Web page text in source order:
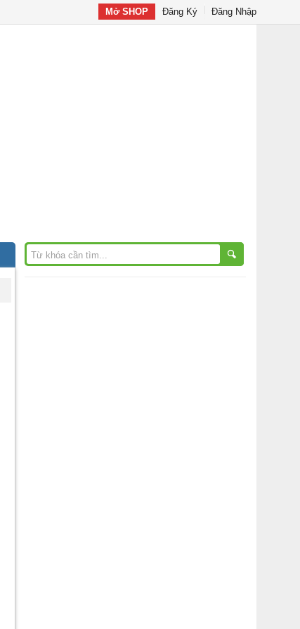
Mở SHOP Đăng Ký Đăng Nhập